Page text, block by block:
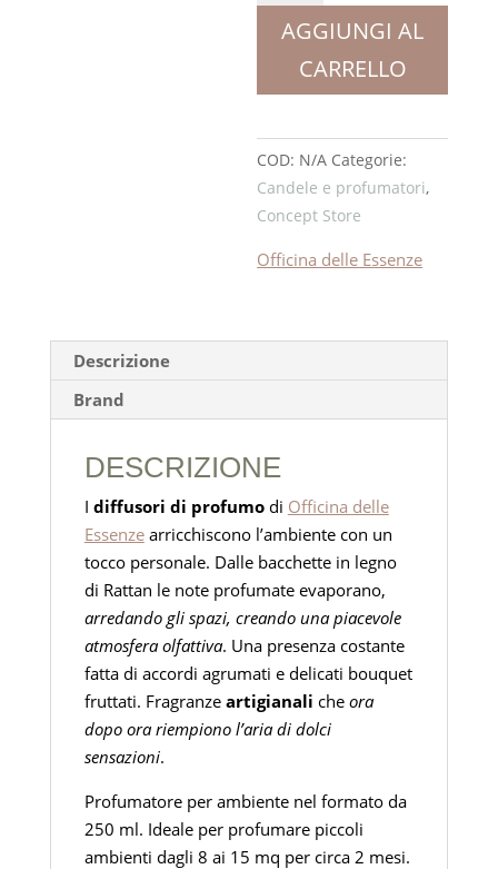
250
bacchette
AGGIUNGI AL
CARRELLO
COD: N/A Categorie:
Candele e profumatori,
Concept Store
Officina delle Essenze
Descrizione
Brand
DESCRIZIONE
I diffusori di profumodi Officina delle
Essenzearricchiscono l’ambiente con un
tocco personale. Dalle bacchette in legno
di Rattan le note profumate evaporano,
arredando gli spazi, creando una piacevole
atmosfera olfattiva. Una presenza costante
fatta di accordi agrumati e delicati bouquet
fruttati. Fragranze artigianali che ora
dopo ora riempiono l’aria di dolci
sensazioni.
Profumatore per ambiente nel formato da
250 ml. Ideale per profumare piccoli
ambienti dagli 8 ai 15 mq per circa 2 mesi.